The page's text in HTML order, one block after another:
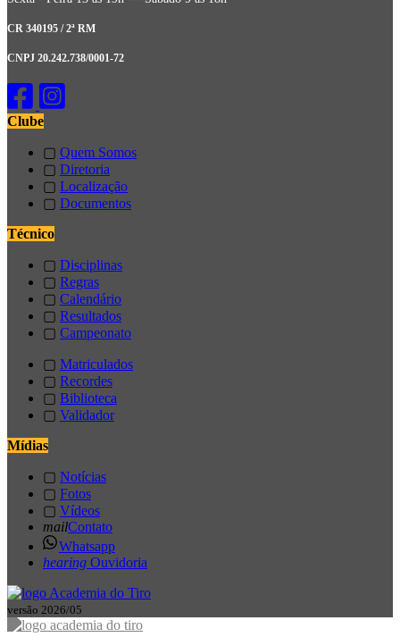
CR 340195 / 2ª RM
CNPJ 20.242.738/0001-72
Clube
▢ Quem Somos
▢ Diretoria
▢ Localização
▢ Documentos
Técnico
▢ Disciplinas
▢ Regras
▢ Calendário
▢ Resultados
▢ Campeonato
▢ Matriculados
▢ Recordes
▢ Biblioteca
▢ Validador
Mídias
▢ Notícias
▢ Fotos
▢ Vídeos
mailContato
Whatsapp
hearing Ouvidoria
versão 2026/05